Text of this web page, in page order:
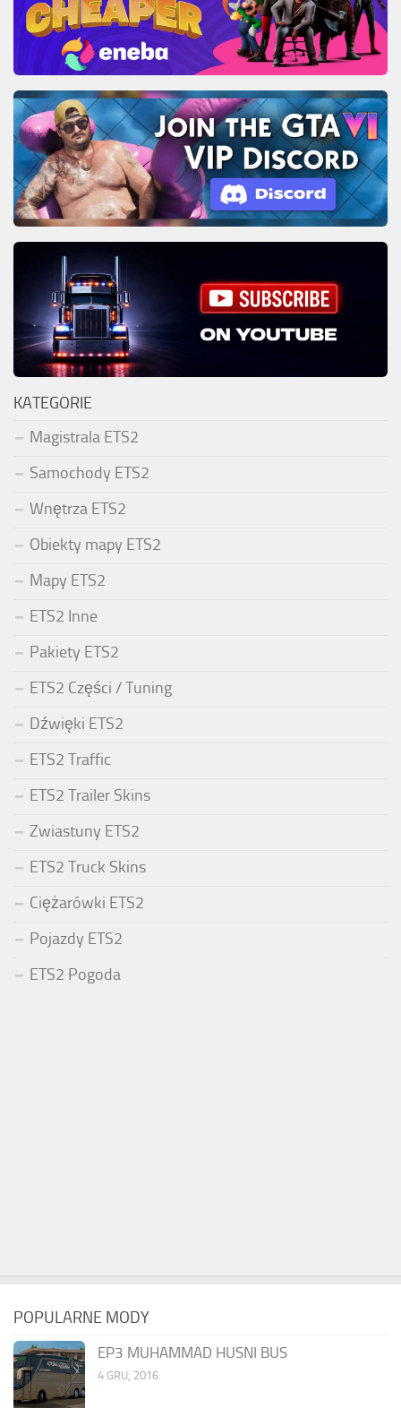
KATEGORIE
Magistrala ETS2
Samochody ETS2
Wnętrza ETS2
Obiekty mapy ETS2
Mapy ETS2
ETS2 Inne
Pakiety ETS2
ETS2 Części / Tuning
Dźwięki ETS2
ETS2 Traffic
ETS2 Trailer Skins
Zwiastuny ETS2
ETS2 Truck Skins
Ciężarówki ETS2
Pojazdy ETS2
ETS2 Pogoda
POPULARNE MODY
EP3 MUHAMMAD HUSNI BUS
4 GRU, 2016